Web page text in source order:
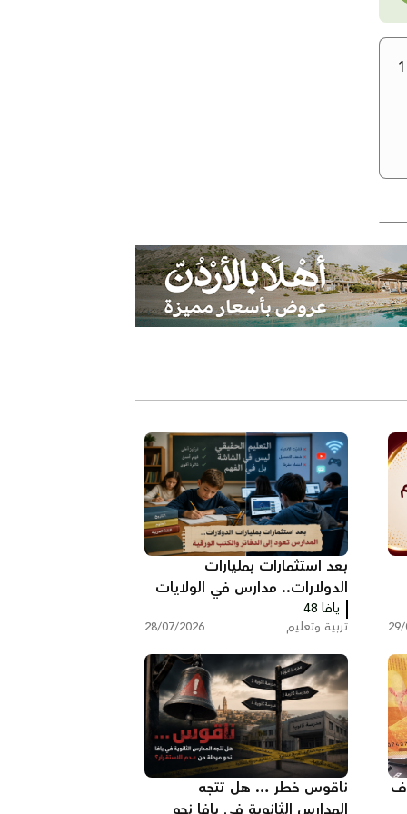
بعد استثمارات بمليارات
الدولارات.. مدارس في الولايات
المتحدة تعود إلى الدفاتر والكتب
الورقية
يافا 48
تربية وتعليم 28/07/2026
ناقوس خطر … هل تتجه